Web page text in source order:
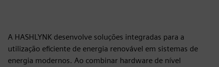
A HASHLYNK desenvolve soluções integradas para a
utilização eficiente de energia renovável em sistemas de
energia modernos. Ao combinar hardware de nível